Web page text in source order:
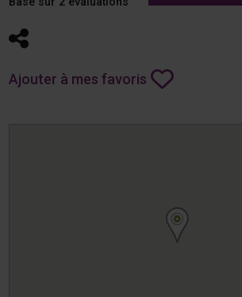
Partager
Ajouter à mes favoris